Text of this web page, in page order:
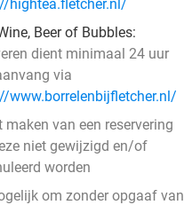
hightea.fletcher.nl/
Beer of Bubbles:
dient minimaal 24 uur
via
www.borrelenbijfletcher.nl/
maken van een reservering
niet gewijzigd en/of
worden
om zonder opgaaf van